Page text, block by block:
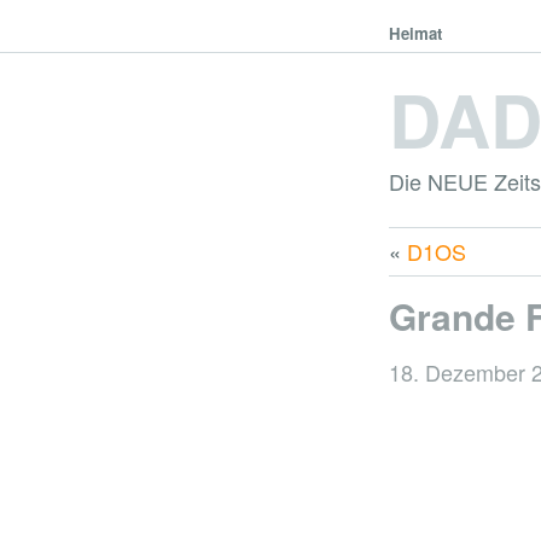
Heimat
Die NEUE
« D1OS
Grande
18. Dezember